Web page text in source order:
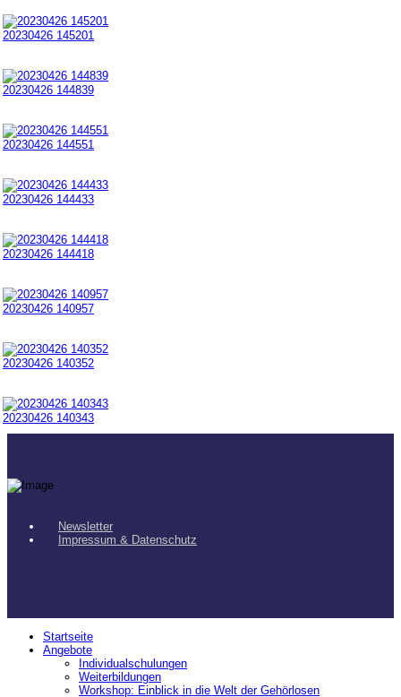
20230426 145201
20230426 144839
20230426 144551
20230426 144433
20230426 144418
20230426 140957
20230426 140352
20230426 140343
Newsletter
Impressum & Datenschutz
Startseite
Angebote
Individualschulungen
Weiterbildungen
Workshop: Einblick in die Welt der Gehörlosen